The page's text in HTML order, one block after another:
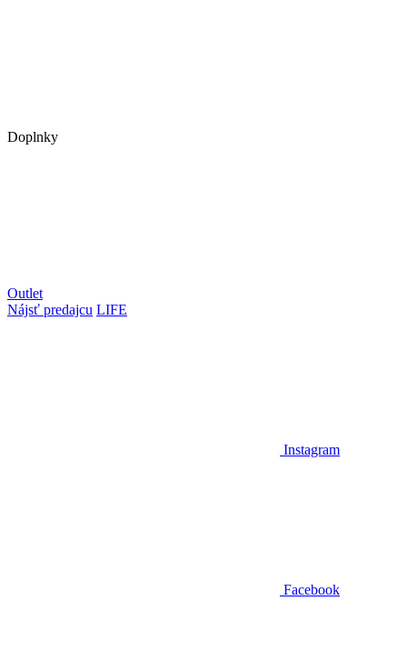
Doplnky
Outlet
Nájsť predajcu LIFE
Instagram
Facebook